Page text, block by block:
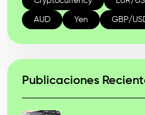
AUD Yen GBP/
Publicaciones